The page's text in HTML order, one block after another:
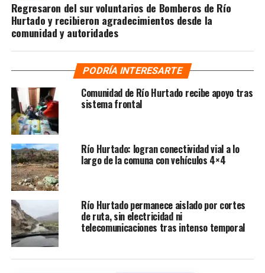
Regresaron del sur voluntarios de Bomberos de Río
Hurtado y recibieron agradecimientos desde la
comunidad y autoridades
PODRÍA INTERESARTE
Comunidad de Río Hurtado recibe apoyo tras
sistema frontal
Río Hurtado: logran conectividad vial a lo
largo de la comuna con vehículos 4×4
Río Hurtado permanece aislado por cortes
de ruta, sin electricidad ni
telecomunicaciones tras intenso temporal